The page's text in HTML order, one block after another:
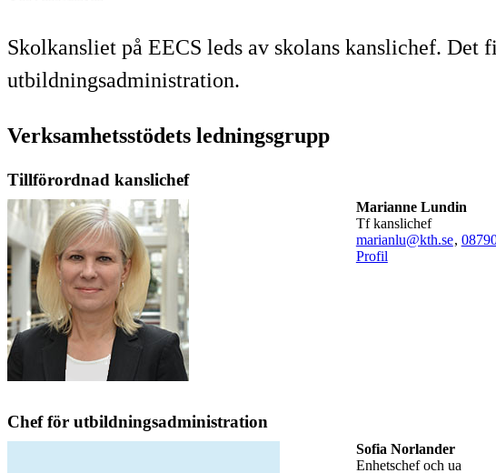
Skolkansliet på EECS leds av skolans kanslichef.
utbildningsadministration.
Verksamhetsstödets ledningsgrupp
Tillförordnad kanslichef
Marianne Lundin
tf kanslichef
marianlu@kth.se,
Profil
Chef för utbildningsadministration
Sofia Norlander
enhetschef och ua